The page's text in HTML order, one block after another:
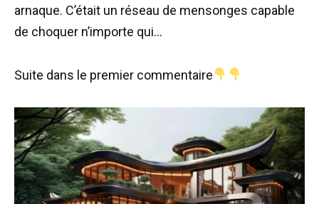
arnaque. C’était un réseau de mensonges capable
de choquer n’importe qui…
Suite dans le premier commentaire